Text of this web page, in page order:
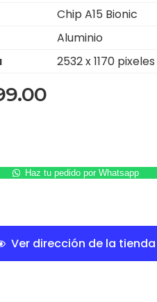
Chip A15 Bionic
Aluminio
2532 x 1170 pixeles
Haz tu pedido por Whatsapp
Ver dirección de la tienda